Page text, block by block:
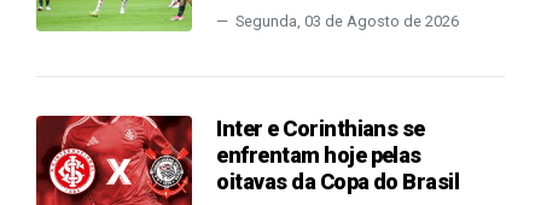
Segunda, 03 de Agosto de 2026
Inter e Corinthians se
enfrentam hoje pelas
oitavas da Copa do Brasil